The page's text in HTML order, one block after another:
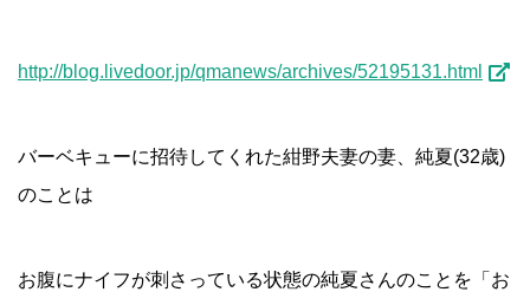
http://blog.livedoor.jp/qmanews/archives/52195131.html
バーベキューに招待してくれた紺野夫妻の妻、純夏(32歳)
のことは
お腹にナイフが刺さっている状態の純夏さんのことを「お